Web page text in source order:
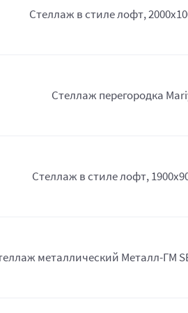
Стеллаж в стиле лофт,
Стеллаж перегородка
Стеллаж в стиле лофт,
металлический Металл-ГМ